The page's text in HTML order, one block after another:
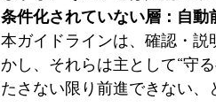
条件化されていない層：自動
本ガイドラインは、確認・
かし、それらは主として“守
たさない限り前進できない、